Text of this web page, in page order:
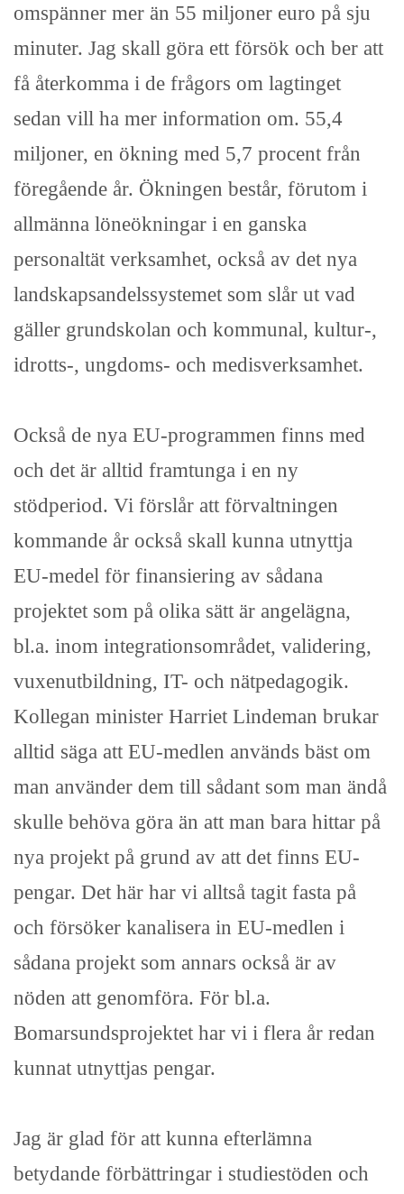
omspänner mer än 55 miljoner euro på sju
minuter. Jag skall göra ett försök och ber att
få återkomma i de frågors om lagtinget
sedan vill ha mer information om. 55,4
miljoner, en ökning med 5,7 procent från
föregående år. Ökningen består, förutom i
allmänna löneökningar i en ganska
personaltät verksamhet, också av det nya
landskapsandelssystemet som slår ut vad
gäller grundskolan och kommunal, kultur-,
idrotts-, ungdoms- och medisverksamhet.
Också de nya EU-programmen finns med
och det är alltid framtunga i en ny
stödperiod. Vi förslår att förvaltningen
kommande år också skall kunna utnyttja
EU-medel för finansiering av sådana
projektet som på olika sätt är angelägna,
bl.a. inom integrationsområdet, validering,
vuxenutbildning, IT- och nätpedagogik.
Kollegan minister Harriet Lindeman brukar
alltid säga att EU-medlen används bäst om
man använder dem till sådant som man ändå
skulle behöva göra än att man bara hittar på
nya projekt på grund av att det finns EU-
pengar. Det här har vi alltså tagit fasta på
och försöker kanalisera in EU-medlen i
sådana projekt som annars också är av
nöden att genomföra. För bl.a.
Bomarsundsprojektet har vi i flera år redan
kunnat utnyttjas pengar.
Jag är glad för att kunna efterlämna
betydande förbättringar i studiestöden och